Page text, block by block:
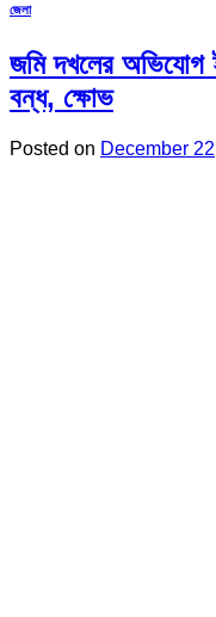
জেলা
জমি দখলের অভিযোগ
বন্ধ, ক্ষোভ
Posted on December